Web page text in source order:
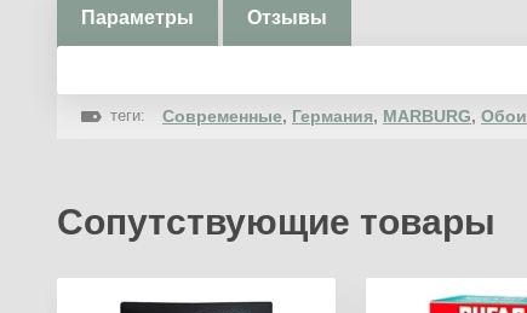
Параметры Отзывы
теги: Современные, Германия, MARBURG, Обои
Сопутствующие товары